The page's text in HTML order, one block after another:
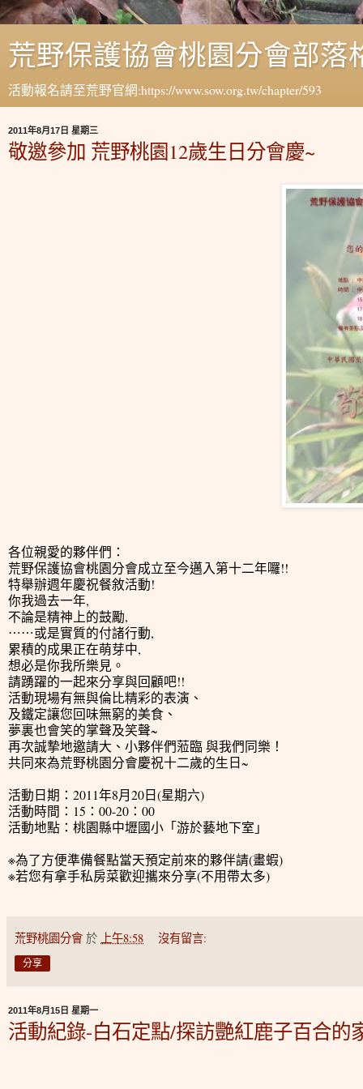
荒野保護協會桃園分會部落
活動報名請至荒野官網:https://www.sow.org.tw/chapter/593
2011年8月17日 星期三
敬邀參加 荒野桃園12歲生日分會慶~
各位親愛的夥伴們：
荒野保護協會桃園分會成立至今邁入第十二年囉!!
特舉辦週年慶祝餐敘活動!
你我過去一年,
不論是精神上的鼓勵,
⋯⋯或是實質的付諸行動,
累積的成果正在萌芽中,
想必是你我所樂見。
請踴躍的一起來分享與回顧吧!!
活動現場有無與倫比精彩的表演、
及鐵定讓您回味無窮的美食、
夢裏也會笑的掌聲及笑聲~
再次誠摯地邀請大、小夥伴們蒞臨 與我們同樂！
共同來為荒野桃園分會慶祝十二歲的生日~
活動日期：2011年8月20日(星期六)
活動時間：15：00-20：00
活動地點：桃園縣中壢國小「游於藝地下室」
※為了方便準備餐點當天預定前來的夥伴請(畫蝦)
※若您有拿手私房菜歡迎攜來分享(不用帶太多)
荒野桃園分會 於 上午8:58 沒有留言:
分享
2011年8月15日 星期一
活動紀錄-白石定點/探訪艷紅鹿子百合的